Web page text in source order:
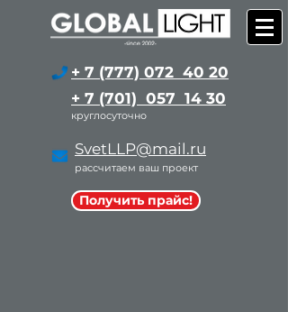
+ 7 (777) 072 40 20
+ 7 (701) 057 14 30
круглосуточно
SvetLLP@mail.ru
рассчитаем ваш проект
Получить прайс!